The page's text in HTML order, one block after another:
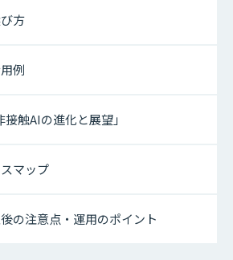
方
例
触AIの進化と展望」
マップ
の注意点・運用のポイント